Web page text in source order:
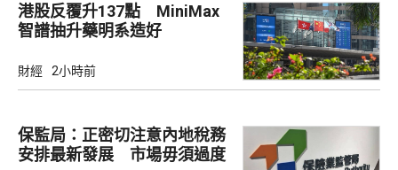
港股反覆升137點 MiniMax
智譜抽升藥明系造好
財經 2小時前
保監局：正密切注意內地稅務
安排最新發展 市場毋須過度